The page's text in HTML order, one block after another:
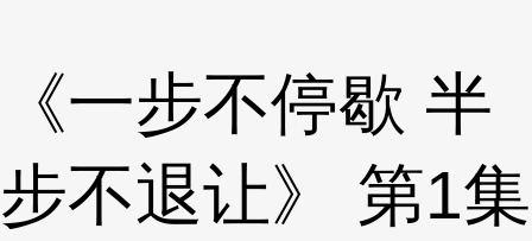
《一步不停歇 半
步不退让》 第1集